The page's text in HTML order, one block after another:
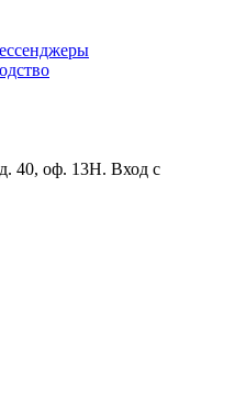
40, оф. 13Н. Вход с